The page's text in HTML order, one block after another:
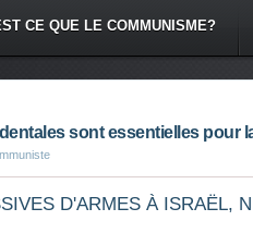
CE QUE LE COMMUNISME?
sont essentielles pour